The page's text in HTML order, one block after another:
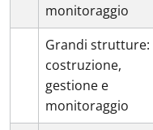
monitoraggio
Grandi strutture:
costruzione,
gestione e
monitoraggio